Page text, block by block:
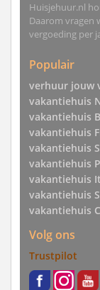
Huisjehuur.nl
Daarom vragen
vergoeding per
Populair
verhuur jouw
vakantiehuis
vakantiehuis
vakantiehuis
vakantiehuis
vakantiehuis
vakantiehuis
vakantiehuis
vakantiehuis
Volg ons
Trustpilot